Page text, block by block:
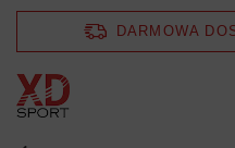
DARMOWA